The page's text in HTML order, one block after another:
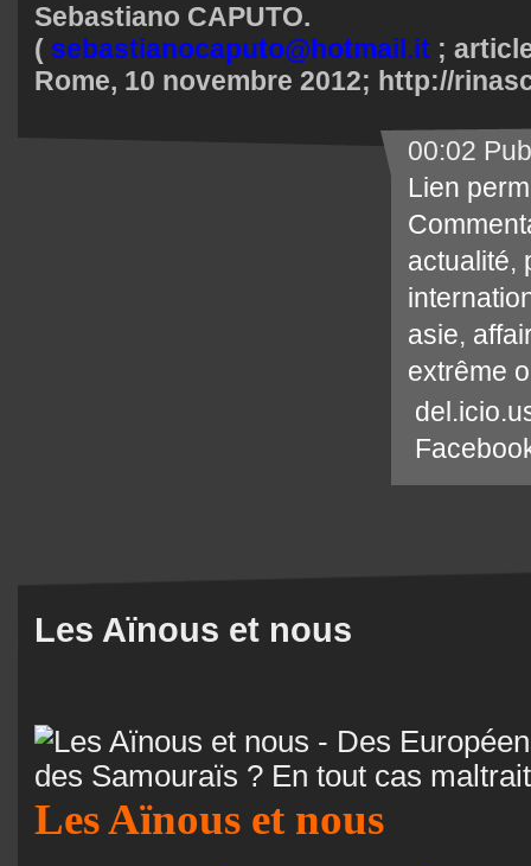
Sebastiano CAPUTO.
( sebastianocaputo@hotmail.it ;
Rome, 10 novembre 2012; http://
00:02
Lien
actualité,
asie,
extrême
Les Aïnous et nous
Les Aïnous et nous